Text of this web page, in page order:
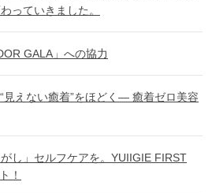
っていきました。
GALA」への協力
えない癒着”をほどく― 癒着ゼロ美容
し」セルフケアを。YUIIGIE FIRST
！